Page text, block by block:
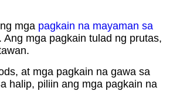
mga pagkain na mayaman sa
mga pagkain tulad ng prutas,
at mga pagkain na gawa sa
halip, piliin ang mga pagkain na